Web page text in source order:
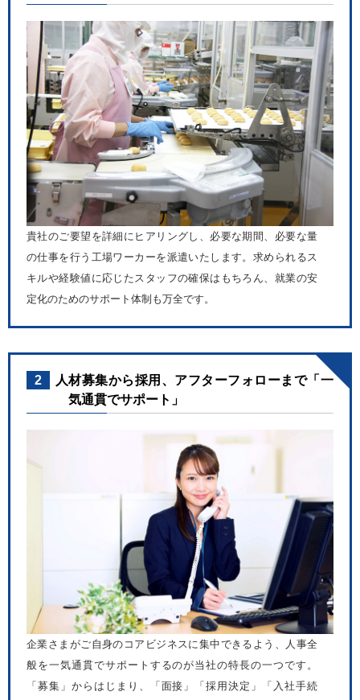
貴社のご要望を詳細にヒアリングし、必要な期間、必要な量
の仕事を行う工場ワーカーを派遣いたします。求められるス
キルや経験値に応じたスタッフの確保はもちろん、就業の安
定化のためのサポート体制も万全です。
2
人材募集から採用、アフターフォローまで「一
気通貫でサポート」
企業さまがご自身のコアビジネスに集中できるよう、人事全
般を一気通貫でサポートするのが当社の特長の一つです。
「募集」からはじまり、「面接」「採用決定」「入社手続